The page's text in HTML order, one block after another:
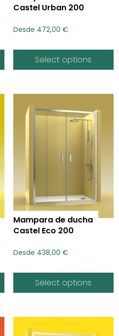
Castel Urban 200
Desde 472,00 €
Select options
Mampara de ducha
Castel Eco 200
Desde 438,00 €
Select options